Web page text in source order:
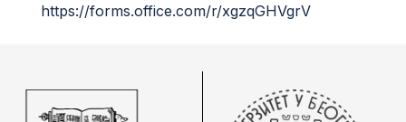
https://forms.office.com/r/xgzqGHVgrV